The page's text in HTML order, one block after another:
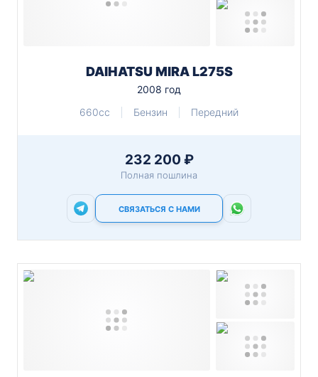
DAIHATSU MIRA L275S
2008 год
660cc
Бензин Передний
232 200 ₽
Полная пошлина
СВЯЗАТЬСЯ С НАМИ